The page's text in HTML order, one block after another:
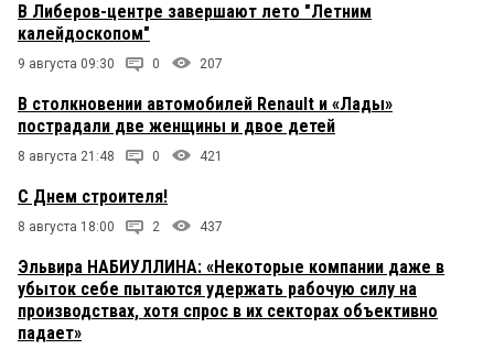
В Либеров-центре завершают лето "Летним
калейдоскопом"
9 августа 09:30 0 207
В столкновении автомобилей Renault и «Лады»
пострадали две женщины и двое детей
8 августа 21:48 0 421
С Днем строителя!
8 августа 18:00 2 437
Эльвира НАБИУЛЛИНА: «Некоторые компании даже в
убыток себе пытаются удержать рабочую силу на
производствах, хотя спрос в их секторах объективно
падает»